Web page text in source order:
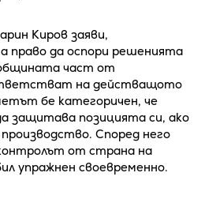
Киров заяви,
право да оспори решенията
част от
на действащото
бе категоричен, че
защитава позицията си, ако
Според него
от страна на
упражнен своевременно.